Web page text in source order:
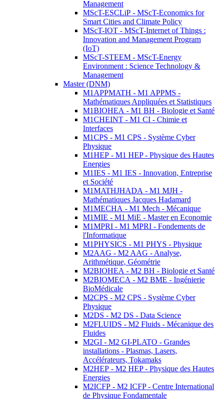
Management
MScT-ESCLiP - MScT-Economics for
Smart Cities and Climate Policy
MScT-IOT - MScT-Internet of Things :
Innovation and Management Program
(IoT)
MScT-STEEM - MScT-Energy
Environment : Science Technology &
Management
Master (DNM)
M1APPMATH - M1 APPMS -
Mathématiques Appliquées et Statistiques
M1BIOHEA - M1 BH - Biologie et Santé
M1CHEINT - M1 CI - Chimie et
Interfaces
M1CPS - M1 CPS - Système Cyber
Physique
M1HEP - M1 HEP - Physique des Hautes
Energies
M1IES - M1 IES - Innovation, Entreprise
et Société
M1MATHJHADA - M1 MJH -
Mathématiques Jacques Hadamard
M1MECHA - M1 Mech - Mécanique
M1MIE - M1 MiE - Master en Economie
M1MPRI - M1 MPRI - Fondements de
l'Informatique
M1PHYSICS - M1 PHYS - Physique
M2AAG - M2 AAG - Analyse,
Arithmétique, Géométrie
M2BIOHEA - M2 BH - Biologie et Santé
M2BIOMECA - M2 BME - Ingénierie
BioMédicale
M2CPS - M2 CPS - Système Cyber
Physique
M2DS - M2 DS - Data Science
M2FLUIDS - M2 Fluids - Mécanique des
Fluides
M2GI - M2 GI-PLATO - Grandes
installations - Plasmas, Lasers,
Accélérateurs, Tokamaks
M2HEP - M2 HEP - Physique des Hautes
Energies
M2ICFP - M2 ICFP - Centre International
de Physique Fondamentale